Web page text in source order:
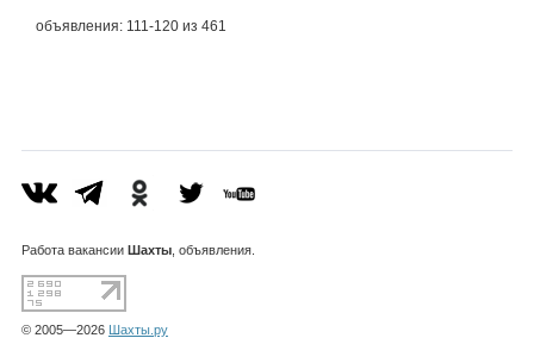
объявления: 111-120 из 461
Работа вакансии Шахты, объявления.
© 2005—2026 Шахты.ру